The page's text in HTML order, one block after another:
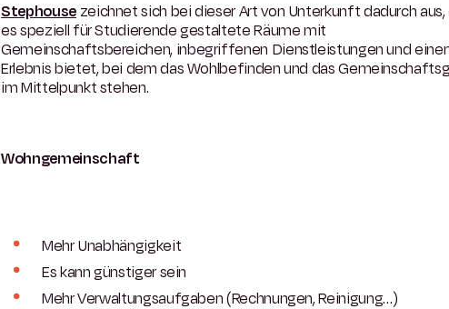
Stephouse zeichnet sich bei dieser Art von Unterkunft dadurch aus,
es speziell für Studierende gestaltete Räume mit
Gemeinschaftsbereichen, inbegriffenen Dienstleistungen und
Erlebnis bietet, bei dem das Wohlbefinden und das
im Mittelpunkt stehen.
Wohngemeinschaft
Mehr Unabhängigkeit
Es kann günstiger sein
Mehr Verwaltungsaufgaben (Rechnungen, Reinigung…)